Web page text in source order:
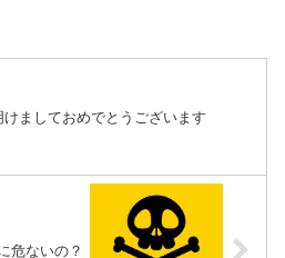
けましておめでとうございます
危ないの？